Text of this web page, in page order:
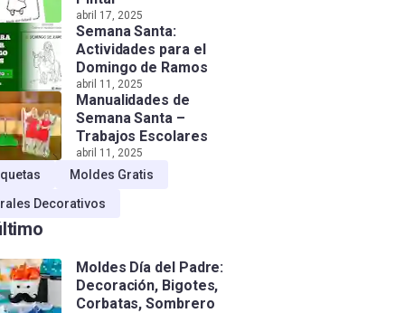
abril 17, 2025
Semana Santa:
Actividades para el
Domingo de Ramos
abril 11, 2025
Manualidades de
Semana Santa –
Trabajos Escolares
abril 11, 2025
Moldes Gratis
Decorativos
Moldes Día del Padre:
Decoración, Bigotes,
Corbatas, Sombrero